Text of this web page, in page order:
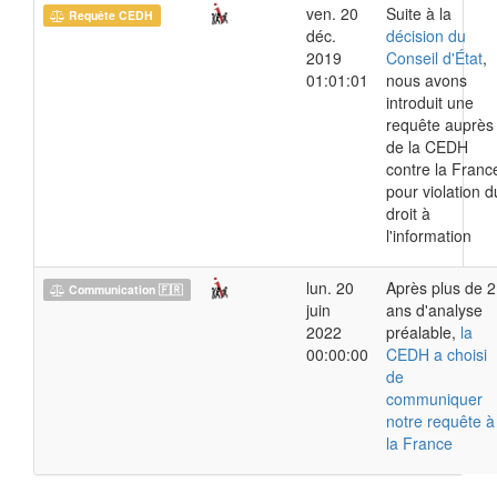
Requête CEDH
ven. 20
déc.
2019
01:01:01
Suite à la
décision du
Conseil d'État,
nous avons
introduit une
requête auprès
de la CEDH
contre la
pour violation
droit à
l'information
Communication 🇫🇷
lun. 20
juin
2022
00:00:00
Après plus de 2
ans d'analyse
préalable, la
CEDH a choisi
de
communiquer
notre requête à
la France